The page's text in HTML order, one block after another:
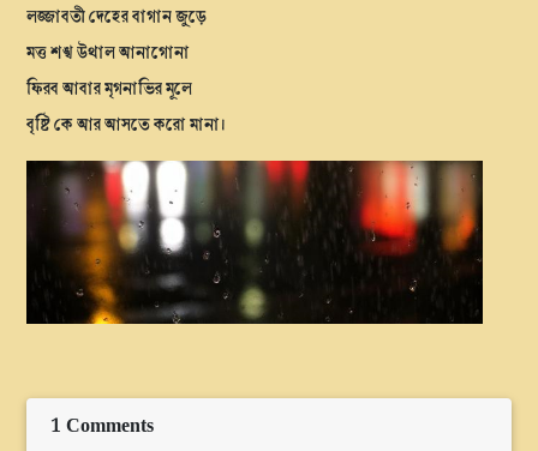
লজ্জাবতী দেহের বাগান জুড়ে
মত্ত শঙ্খ উথাল আনাগোনা
ফিরব আবার মৃগনাভির মূলে
বৃষ্টি কে আর আসতে করো মানা।
1 Comments